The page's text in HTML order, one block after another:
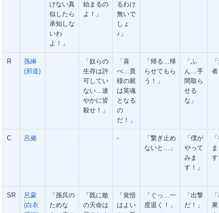
けない真
似したら
承知しな
いわ
よ！」
始まるの
よ！」
るわけ
無いで
しょ
♪」
R
孫綝
(邪道)
「奴らの
生存は許
可してい
ない…速
やかに皆
殺せ！」
「喜
べ…貴
様の屍
は英魂
となる
の
だ！」
「帰る…帰
らせてもら
う！」
「ふ
ん…手
間取ら
せる
な」
C 呂拠 -
「繋ぎ止め
ないと…」
「僕が
やって
みま
す！」
ま
SR
呂蒙
(白衣
「孫呉の
ためな
「既に敵
の天命は
「覚悟
はよい
「ぐっ…一
度退く！」
「出撃
だ！」